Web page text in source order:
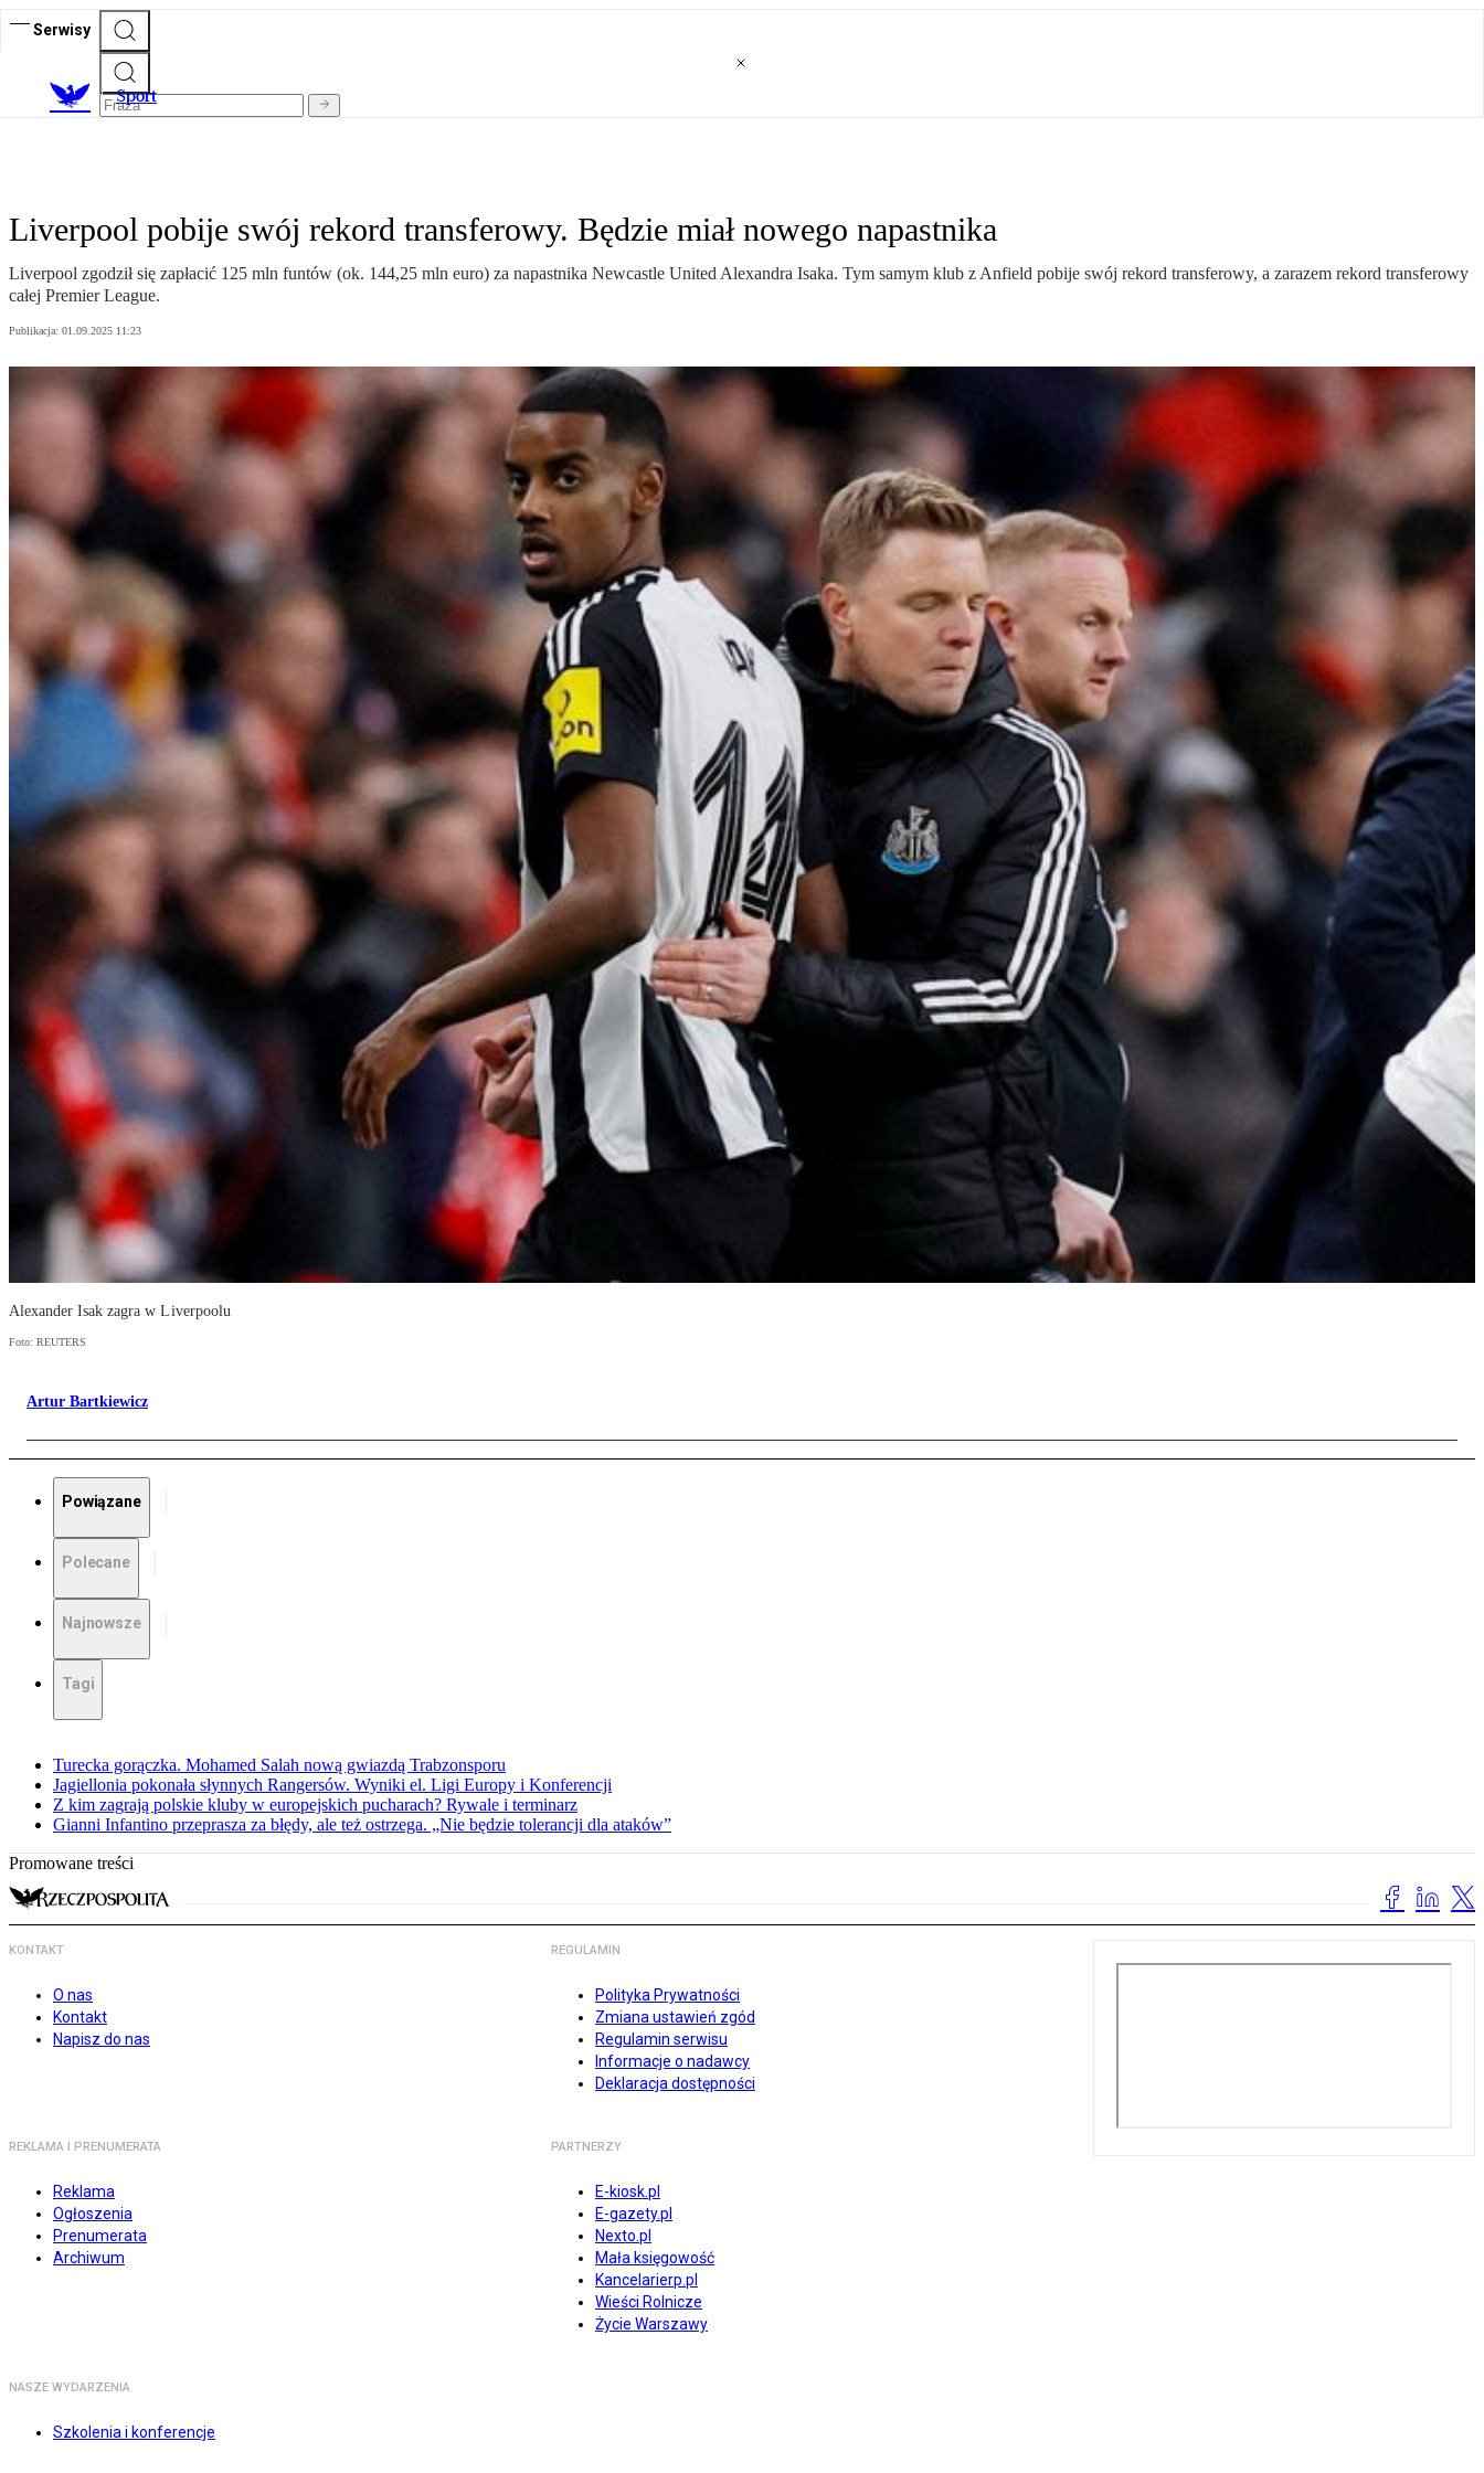
Serwisy
Sport
Liverpool pobije swój rekord transferowy. Będzie miał nowego napastnika
Liverpool zgodził się zapłacić 125 mln funtów (ok. 144,25 mln euro) za napastnika Newcastle United Alexandra Isaka. Tym samym klub z Anfield pobije swój rekord transferowy, a zarazem rekord transferowy
całej Premier League.
Publikacja: 01.09.2025 11:23
Alexander Isak zagra w Liverpoolu
Foto: REUTERS
Artur Bartkiewicz
Powiązane
Polecane
Najnowsze
Tagi
Turecka gorączka. Mohamed Salah nową gwiazdą Trabzonsporu
Jagiellonia pokonała słynnych Rangersów. Wyniki el. Ligi Europy i Konferencji
Z kim zagrają polskie kluby w europejskich pucharach? Rywale i terminarz
Gianni Infantino przeprasza za błędy, ale też ostrzega. „Nie będzie tolerancji dla ataków”
Promowane treści
KONTAKT
O nas
Kontakt
Napisz do nas
REGULAMIN
Polityka Prywatności
Zmiana ustawień zgód
Regulamin serwisu
Informacje o nadawcy
Deklaracja dostępności
REKLAMA I PRENUMERATA
Reklama
Ogłoszenia
Prenumerata
Archiwum
PARTNERZY
E-kiosk.pl
E-gazety.pl
Nexto.pl
Mała księgowość
Kancelarierp.pl
Wieści Rolnicze
Życie Warszawy
NASZE WYDARZENIA
Szkolenia i konferencje